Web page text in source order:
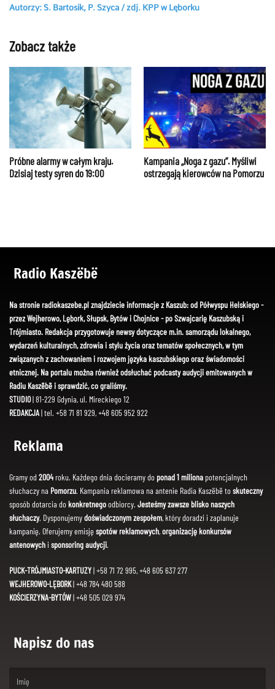
Autorzy: S. Bartosik, P. Szyca /zdj. KPP w Lęborku
Zobacz także
Próbne alarmy w całym kraju.
Dzisiaj testy syren do 19:00
Kampania „Noga z gazu”. Myśliwi
ostrzegają kierowców na Pomorzu
Radio Kaszëbë
Na stronie radiokaszebe.pl znajdziecie informacje z Kaszub: od Półwyspu Helskiego -
przez Wejherowo, Lębork, Słupsk, Bytów i Chojnice - po Szwajcarię Kaszubską i
Trójmiasto. Redakcja przygotowuje newsy dotyczące m.in. samorządu lokalnego,
wydarzeń kulturalnych, zdrowia i stylu życia oraz tematów społecznych, w tym
związanych z zachowaniem i rozwojem języka kaszubskiego oraz świadomości
etnicznej. Na portalu można również odsłuchać podcasty audycji emitowanych w
Radiu Kaszëbë i sprawdzić, co graliśmy.
STUDIO| 81-229 Gdynia, ul. Mireckiego 12
REDAKCJA| tel. +58 71 81 929, +48 605 952 922
Reklama
Gramy od 2004roku. Każdego dnia docieramy do ponad 1 miliona potencjalnych
słuchaczy na Pomorzu. Kampania reklamowa na antenie Radia Kaszëbë toskuteczny
sposób dotarcia dokonkretnegoodbiorcy. Jesteśmy zawsze blisko naszych
słuchaczy. Dysponujemydoświadczonym zespołem, który doradzi i zaplanuje
kampanię. Oferujemy emisję spotów reklamowych,organizację konkursów
antenowychi sponsoring audycji.
PUCK-TRÓJMIASTO-KARTUZY| +58 71 72 995, +48 605 637 277
WEJHEROWO-LĘBORK| +48 784 480 588
KOŚCIERZYNA-BYTÓW| +48 505 029 974
Napisz do nas